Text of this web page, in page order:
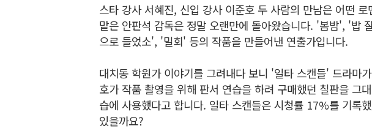
스타 강사 서혜진, 신입 강사 이준호 두 사람의 만남은 어떤
맡은 안판석 감독은 정말 오랜만에 돌아왔습니다. '봄밤', '밥
으로 들었소', '밀회' 등의 작품을 만들어낸 연출가입니다.
대치동 학원가 이야기를 그려내다 보니 '일타 스캔들' 드라마
호가 작품 촬영을 위해 판서 연습을 하려 구매했던 칠판을 그
습에 사용했다고 합니다. 일타 스캔들은 시청률 17%를 기록
있을까요?